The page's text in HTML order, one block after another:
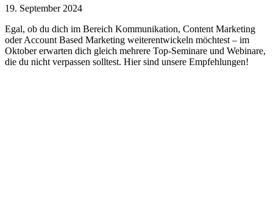
19. September 2024
Egal, ob du dich im Bereich Kommunikation, Content Marketing
oder Account Based Marketing weiterentwickeln möchtest – im
Oktober erwarten dich gleich mehrere Top-Seminare und Webinare,
die du nicht verpassen solltest. Hier sind unsere Empfehlungen!